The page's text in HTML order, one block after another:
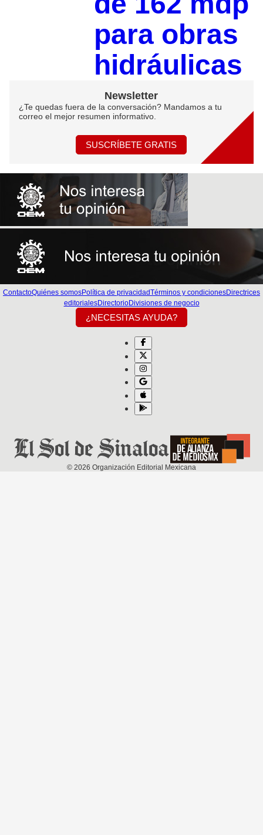
para obras
hidráulicas
Newsletter
¿Te quedas fuera de la conversación? Mandamos a tu
correo el mejor resumen informativo.
SUSCRÍBETE GRATIS
ContactoQuiénes somosPolítica de privacidadTérminos y condicionesDirectrices
editorialesDirectorioDivisiones de negocio
¿NECESITAS AYUDA?
© 2026 Organización Editorial Mexicana